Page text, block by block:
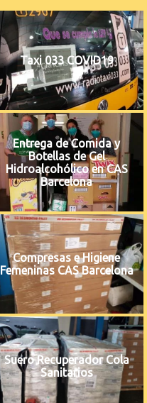
Taxi 033 COVID19
Entrega de Comida y
Botellas de Gel
Hidroalcohólico en CAS
Barcelona
Compresas e Higiene
Femeninas CAS Barcelona
Suero Recuperador Cola
Sanitarios